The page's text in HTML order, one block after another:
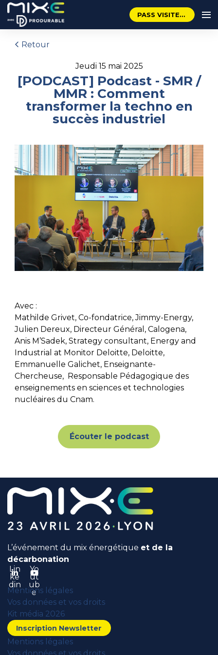
PASS VISITEUR GRATUIT
Retour
jeudi 15 mai 2025
[PODCAST] Podcast - SMR /
MMR : Comment
transformer la techno en
succès industriel
Avec :
Mathilde Grivet, Co-fondatrice, Jimmy-Energy,
Julien Dereux, Directeur Général, Calogena,
Anis M’Sadek, Strategy consultant, Energy and
Industrial at Monitor Deloitte, Deloitte,
Emmanuelle Galichet, Enseignante-
Chercheuse, Responsable Pédagogique des
enseignements en sciences et technologies
nucléaires du Cnam.
Écouter le podcast
L’événement du mix énergétique et de la
décarbonation
Lin
ke
din
Yo
ut
ub
e
Mentions légales
Vos données et vos droits
Kit média 2026
Inscription Newsletter
Mentions légales